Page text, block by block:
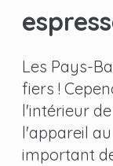
Les Pays-
fiers !
l'intérieur
l'appareil
important